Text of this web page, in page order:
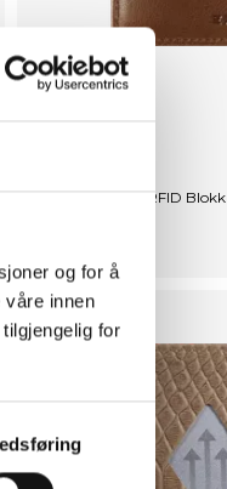
og for å
våre innen
for
Cardholder City, RFID Blokk